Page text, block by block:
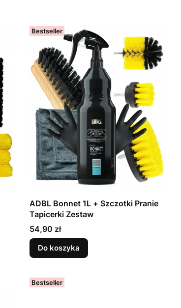
Bestseller
ADBL Bonnet 1L + Szczotki Pranie
Tapicerki Zestaw
Cena
54,90 zł
Do koszyka
Bestseller